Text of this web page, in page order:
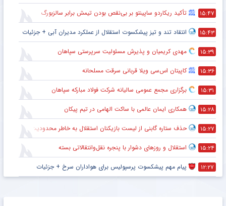
۱۵:۴۷ تأکید ریکاردو ساپینتو بر بی‌نقص بودن تیمش برابر سالزبورگ
۱۵:۴۳ انتقاد تند و تیز پیشکسوت استقلال از عملکرد مدیران آبی + جزئیات
۱۵:۳۹ مهدی کریمیان و پذیرش مسئولیت سرپرستی سپاهان
۱۵:۳۶ کاپیتان اس‌سی ویلا قربانی سرقت مسلحانه
۱۵:۳۱ برگزاری مجمع عمومی سالیانه شرکت فولاد مبارکه سپاهان
۱۵:۲۸ همکاری ایمان عالمی با ساکت الهامی در تیم پیکان
۱۵:۲۷ حذف ستاره گابنی از لیست بازیکنان استقلال به خاطر محدودیت نقل‌وانتقالاتی
۱۵:۲۴ استقلال و روزهای دشوار با پنجره نقل‌وانتقالاتی بسته
۱۲:۲۷ پیام مهم پیشکسوت پرسپولیس برای هواداران سرخ + جزئیات